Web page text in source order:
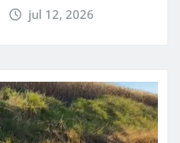
jul 12, 2026